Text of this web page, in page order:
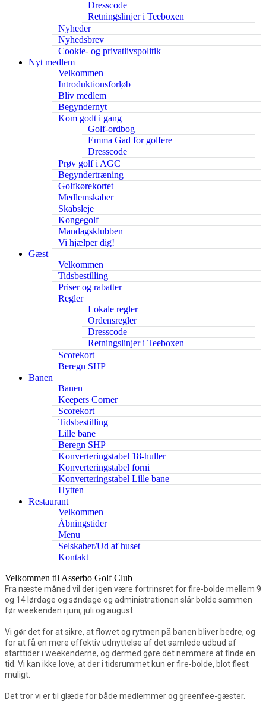
Dresscode
Retningslinjer i Teeboxen
Nyheder
Nyhedsbrev
Cookie- og privatlivspolitik
Nyt medlem
Velkommen
Introduktionsforløb
Bliv medlem
Begyndernyt
Kom godt i gang
Golf-ordbog
Emma Gad for golfere
Dresscode
Prøv golf i AGC
Begyndertræning
Golfkørekortet
Medlemskaber
Skabsleje
Kongegolf
Mandagsklubben
Vi hjælper dig!
Gæst
Velkommen
Tidsbestilling
Priser og rabatter
Regler
Lokale regler
Ordensregler
Dresscode
Retningslinjer i Teeboxen
Scorekort
Beregn SHP
Banen
Banen
Keepers Corner
Scorekort
Tidsbestilling
Lille bane
Beregn SHP
Konverteringstabel 18-huller
Konverteringstabel forni
Konverteringstabel Lille bane
Hytten
Restaurant
Velkommen
Åbningstider
Menu
Selskaber/Ud af huset
Kontakt
Velkommen til Asserbo Golf Club
Fra næste måned vil der igen være fortrinsret for fire-bolde mellem 9
og 14 lørdage og søndage og administrationen slår bolde sammen
før weekenden i juni, juli og august.
Vi gør det for at sikre, at flowet og rytmen på banen bliver bedre, og
for at få en mere effektiv udnyttelse af det samlede udbud af
starttider i weekenderne, og dermed gøre det nemmere at finde en
tid. Vi kan ikke love, at der i tidsrummet kun er fire-bolde, blot flest
muligt.
Det tror vi er til glæde for både medlemmer og greenfee-gæster.